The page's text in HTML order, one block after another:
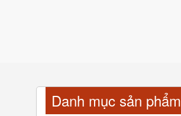
Danh mục sản phẩm